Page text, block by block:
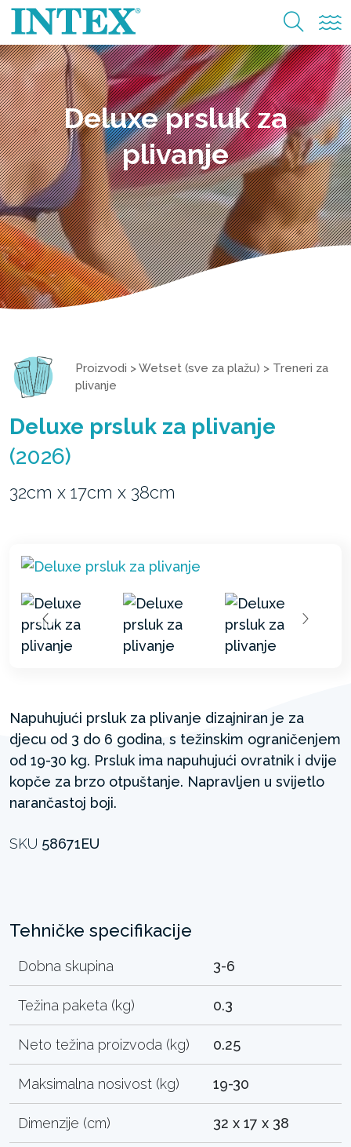
Deluxe prsluk za
plivanje
Proizvodi >Wetset (sve za plažu) > Treneri za
plivanje
Deluxe prsluk za plivanje
(2026)
32cm x 17cm x 38cm
Napuhujući prsluk za plivanje dizajniran je za
djecu od 3 do 6 godina, s težinskim ograničenjem
od 19-30 kg. Prsluk ima napuhujući ovratnik i dvije
kopče za brzo otpuštanje. Napravljen u svijetlo
narančastoj boji.
SKU 58671EU
Tehničke specifikacije
Dobna skupina 3-6
Težina paketa (kg) 0.3
Neto težina proizvoda (kg) 0.25
Maksimalna nosivost (kg) 19-30
Dimenzije (cm) 32 x 17 x 38